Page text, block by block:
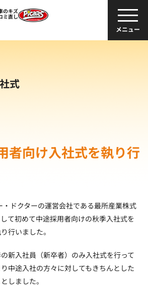
のキズ
ミ直し
メニュー
式
者向け入社式を執り行
ドクターの運営会社である最所産業株式
て初めて中途採用者向けの秋季入社式を
行いました。
新入社員（新卒者）のみ入社式を行って
中途入社の方々に対してもきちんとした
しました。